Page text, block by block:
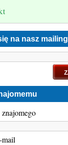
na nasz mailing
mail